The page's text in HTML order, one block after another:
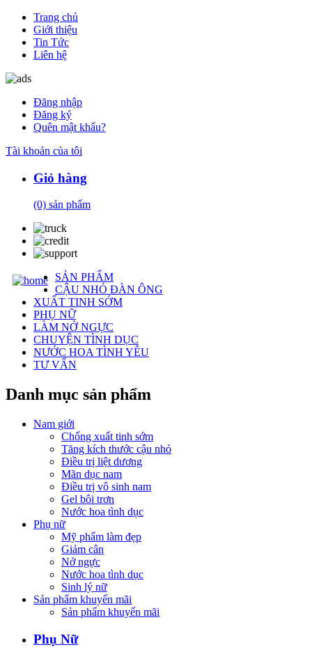
Trang chủ
Giới thiệu
Tin Tức
Liên hệ
Đăng nhập
Đăng ký
Quên mật khẩu?
Tài khoản của tôi
Giỏ hàng
(0) sản phẩm
SẢN PHẨM
CẬU NHỎ ĐÀN ÔNG
XUẤT TINH SỚM
PHỤ NỮ
LÀM NỞ NGỰC
CHUYỆN TÌNH DỤC
NƯỚC HOA TÌNH YÊU
TƯ VẤN
Danh mục sản phẩm
Nam giới
Chống xuất tinh sớm
Tăng kích thước cậu nhỏ
Điều trị liệt dương
Mãn dục nam
Điều trị vô sinh nam
Gel bôi trơn
Nước hoa tình dục
Phụ nữ
Mỹ phẩm làm đẹp
Giảm cân
Nở ngực
Nước hoa tình dục
Sinh lý nữ
Sản phẩm khuyến mãi
Sản phẩm khuyến mãi
Phụ Nữ